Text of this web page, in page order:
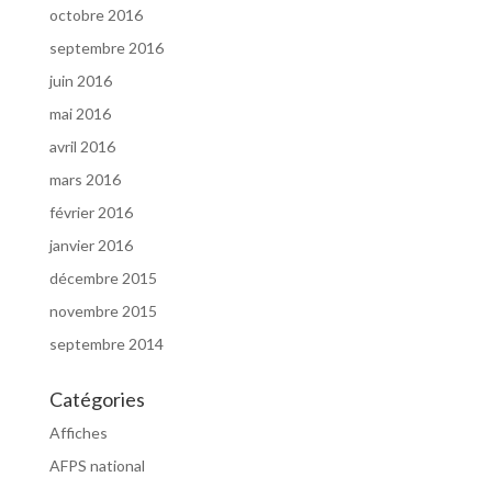
octobre 2016
septembre 2016
juin 2016
mai 2016
avril 2016
mars 2016
février 2016
janvier 2016
décembre 2015
novembre 2015
septembre 2014
Catégories
Affiches
AFPS national